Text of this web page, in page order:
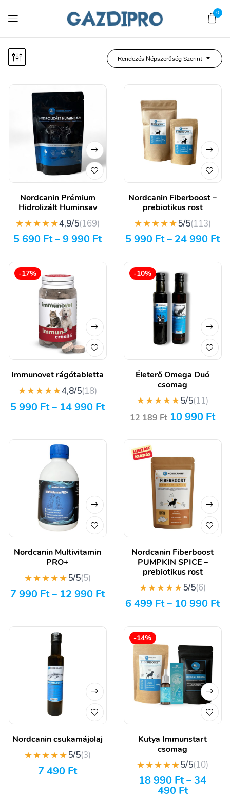
0
Rendezés Népszerűség Szerint
Nordcanin Prémium
Hidrolizált Huminsav
★★★★★4,9/5(169)
5 690 Ft–9 990 Ft
Nordcanin Fiberboost –
prebiotikus rost
★★★★★5/5(113)
5 990 Ft– 24 990 Ft
-17%
Immunovet rágótabletta
★★★★★4,8/5(18)
5 990 Ft– 14 990 Ft
-10%
Életerő Omega Duó
csomag
★★★★★5/5(11)
12 189Ft 10 990 Ft
Nordcanin Multivitamin
PRO+
★★★★★5/5(5)
7 990 Ft– 12 990 Ft
Nordcanin Fiberboost
PUMPKIN SPICE –
prebiotikus rost
★★★★★5/5(6)
6 499 Ft– 10 990 Ft
Nordcanin csukamájolaj
★★★★★5/5(3)
7 490 Ft
-14%
Kutya Immunstart
csomag
★★★★★5/5(10)
18 990 Ft–34
490 Ft